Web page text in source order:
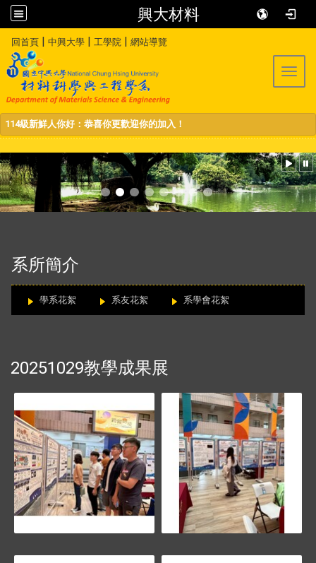
興大材料
回首頁 | 中興大學 | 工學院 | 網站導覽
114級新鮮人你好：恭喜你更歡迎你的加入！
系所簡介
學系花絮 系友花絮 系學會花絮
20251029教學成果展